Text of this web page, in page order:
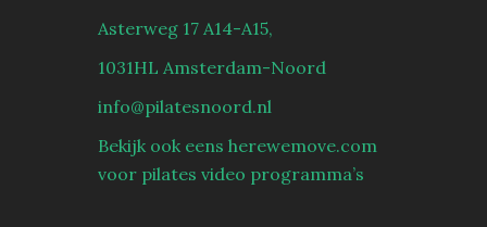
Asterweg 17 A14-A15,
1031HL Amsterdam-Noord
info@pilatesnoord.nl
Bekijk ook eens herewemove.com
voor pilates video programma’s